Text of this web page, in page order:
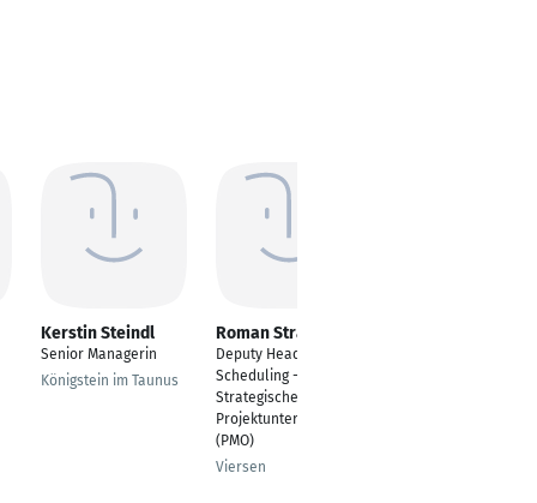
Kerstin Steindl
Senior Managerin
Königstein im Taunus
Roman Strauch
Deputy Head of
Scheduling -
Strategische
Projektunterstützung
(PMO)
Viersen